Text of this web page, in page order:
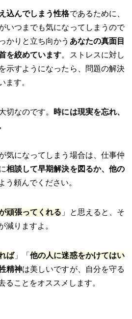
込んでしまう性格であるために、
いつまでも気になってしまうので
かりと立ち向かう あなたの真面目
を絞めています。ストレスに対し
示すようになったら、問題の解決
ます。
切なのです。 時には現実を忘れ、
気になってしまう場合は、仕事仲
相談して早期解決を図るか、他の
う頼んでください。
頑張ってくれる 」と思えると、そ
減りますよ。
ば」「他の人に迷惑をかけてはい
精神は美しいですが、自分を守る
ることをオススメします。